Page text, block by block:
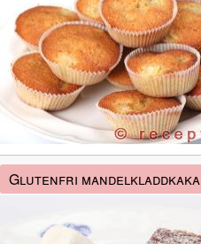
Glutenfri mandelkladdkaka